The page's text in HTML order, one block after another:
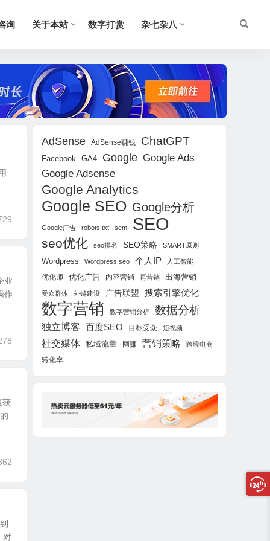
询 关于本站 数字打赏 杂七杂八
业
作
获
对
AdSense AdSense赚钱 ChatGPT
Facebook GA4 Google Google Ads
Google Adsense
Google Analytics
Google SEO Google分析
Google广告 robots.txt sem SEO
seo优化 seo排名 SEO策略 SMART原则
Wordpress Wordpress seo 个人IP 人工智能
优化师 优化广告 内容营销 再营销 出海营销
受众群体 外链建设 广告联盟 搜索引擎优化
数字营销 数字营销分析 数据分析
独立博客 百度SEO 目标受众 短视频
社交媒体 私域流量 网赚 营销策略 跨境电商
转化率